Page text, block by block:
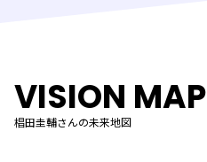
VISION MAP
椙田圭輔さんの未来地図